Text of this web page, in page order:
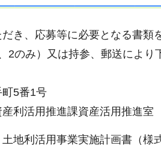
き、応募等に必要となる書
2のみ）又は持参、郵送により
5番1号
利活用推進課資産活用推進室
地利活用事業実施計画書（